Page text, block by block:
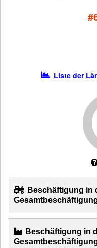
Liste der
Beschäftigung in
Beschäftigung in